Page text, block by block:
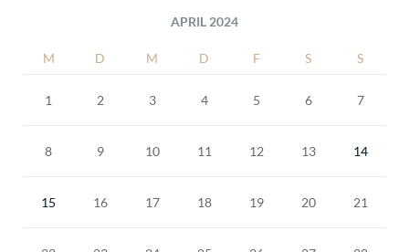
APRIL 2024
M D M D F S S
1 2 3 4 5 6 7
8 9 10 11 12 13 14
15 16 17 18 19 20 21